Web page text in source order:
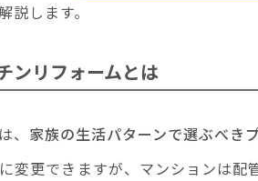
説します。
ンリフォームとは
、 家族の生活パターンで選ぶべき
変更できますが、マンションは